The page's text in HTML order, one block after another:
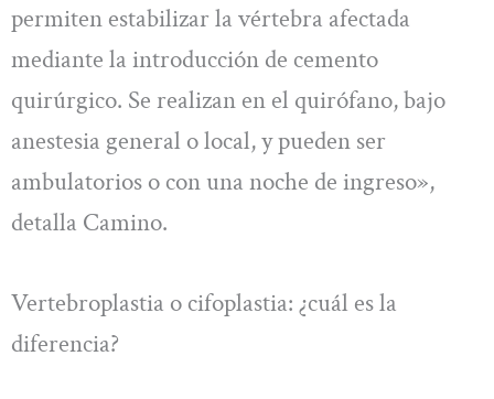
permiten estabilizar la vértebra afectada
mediante la introducción de cemento
quirúrgico. Se realizan en el quirófano, bajo
anestesia general o local, y pueden ser
ambulatorios o con una noche de ingreso»,
detalla Camino.
Vertebroplastia o cifoplastia: ¿cuál es la
diferencia?